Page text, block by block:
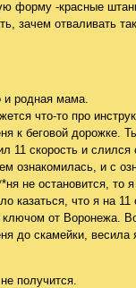
форму -красные
зачем отваливать
и родная мама.
что-то про
к беговой дорожке.
11 скорость и слился
ознакомилась, и с
не остановится, то
казаться, что я на 11
от Воронежа.
до скамейки,
получится.